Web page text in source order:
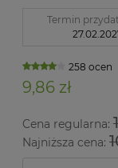
Termin
258 ocen
9,86 zł
Cena regularna:
Najniższa cena: